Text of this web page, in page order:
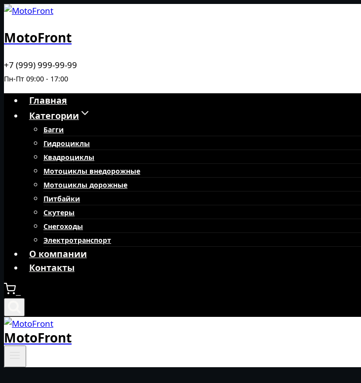
Перейти
содержимому
MotoFront
+7 (999) 999-99-99
Пн-Пт 09:00 - 17:00
Главная
Категории
Багги
Гидроциклы
Квадроциклы
Мотоциклы внедорожные
Мотоциклы дорожные
Питбайки
Скутеры
Снегоходы
Электротранспорт
О компании
Контакты
MotoFront